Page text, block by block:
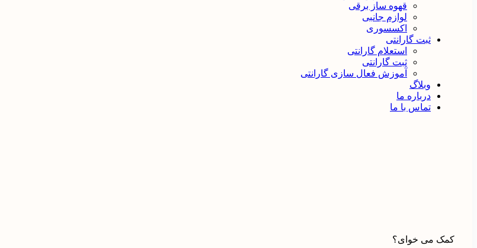
قهوه ساز برقی
لوازم جانبی
اکسسوری
ثبت گارانتی
استعلام گارانتی
ثبت گارانتی
آموزش فعال سازی گارانتی
وبلاگ
درباره ما
تماس با ما
کمک می خوای؟